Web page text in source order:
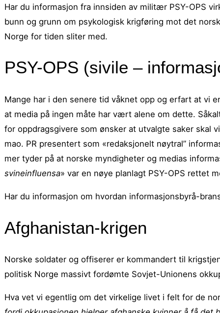
Har du informasjon fra innsiden av militær PSY-OPS
bunn og grunn om psykologisk krigføring mot det
Norge for tiden sliter med.
PSY-OPS (sivile –
Mange har i den senere tid våknet opp og erfart at vi
at media på ingen måte har vært alene om dette.
for oppdragsgivere som ønsker at utvalgte saker skal
mao. PR presentert som «redaksjonelt nøytral”
mer tyder på at norske myndigheter og medias
svineinfluensa» var en nøye planlagt PSY-OPS rettet
Har du informasjon om hvordan informasjonsbyrå-
Afghanistan-krigen
Norske soldater og offiserer er kommandert til
politisk Norge massivt fordømte Sovjet-Unionens
Hva vet vi egentlig om det virkelige livet i felt for de